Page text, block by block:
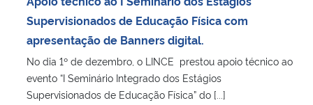
Ministério da Cidadania
Ministério da Saúde
Ministério de Minas e Energia
Supervisionados de Educação Física com
apresentação de Banners digital.
No dia 1º de dezembro, o LINCE prestou apoio técnico ao
evento “I Seminário Integrado dos Estágios
Supervisionados de Educação Física” do [...]